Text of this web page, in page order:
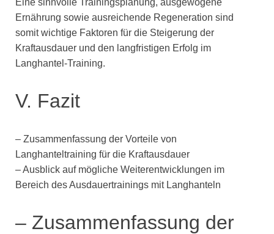
Eine sinnvolle Trainingsplanung, ausgewogene
Ernährung sowie ausreichende Regeneration sind
somit wichtige Faktoren für die Steigerung der
Kraftausdauer und den langfristigen Erfolg im
Langhantel-Training.
V. Fazit
– Zusammenfassung der Vorteile von
Langhanteltraining für die Kraftausdauer
– Ausblick auf mögliche Weiterentwicklungen im
Bereich des Ausdauertrainings mit Langhanteln
– Zusammenfassung der